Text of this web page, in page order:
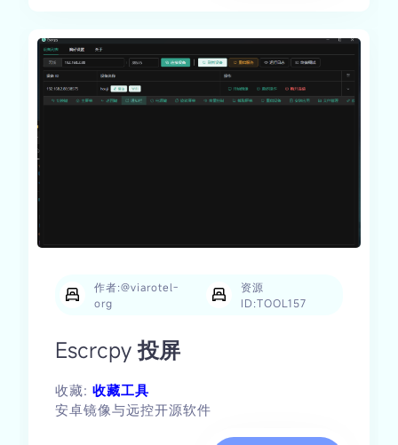
作者:@viarotel-
org
资源
ID:TOOL157
Escrcpy 投屏
收藏:收藏工具
安卓镜像与远控开源软件